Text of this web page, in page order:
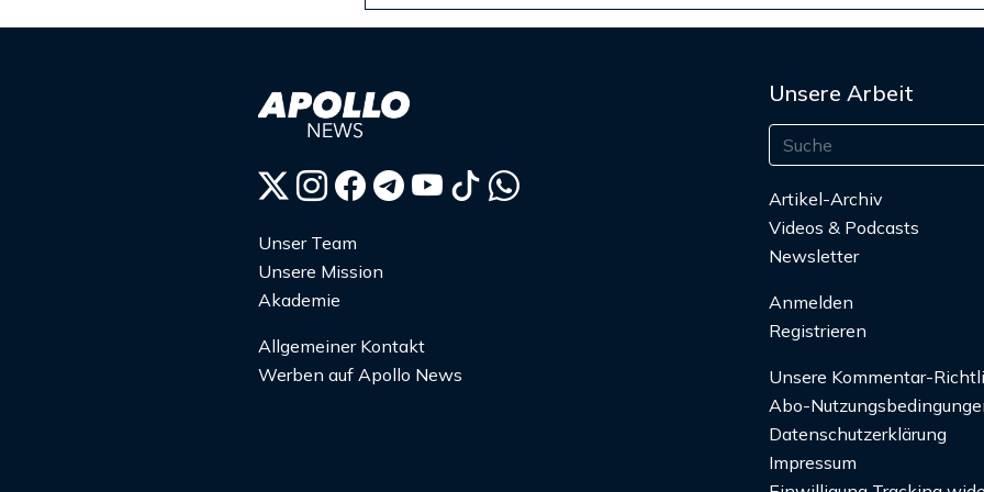
Unser Team
Unsere Mission
Akademie
Allgemeiner Kontakt
Werben auf Apollo News
Unsere Arbeit
Artikel-Archiv
Videos & Podcasts
Newsletter
Anmelden
Registrieren
Unsere Kommentar-
Abo-
Datenschutzerklärung
Impressum